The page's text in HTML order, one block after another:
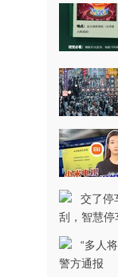
交了停
刮，智慧停
“多人
警方通报